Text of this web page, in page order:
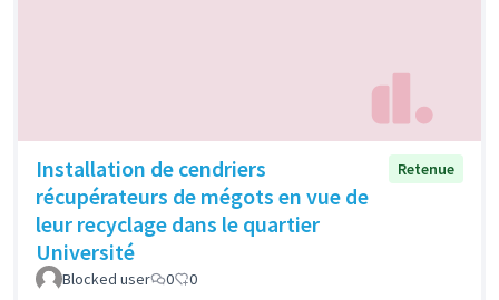
Installation de cendriers
récupérateurs de mégots en vue de
leur recyclage dans le quartier
Université
Retenue
Blocked user 0 0